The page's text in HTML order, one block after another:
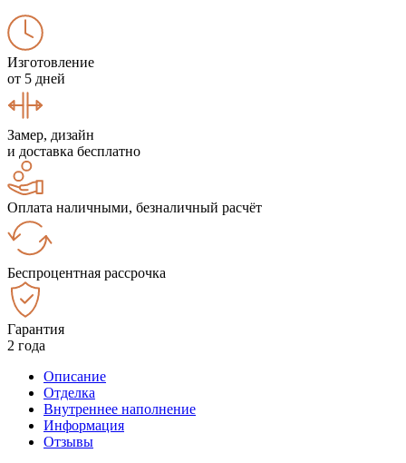
Изготовление
от 5 дней
Замер, дизайн
и доставка бесплатно
Оплата наличными, безналичный расчёт
Беспроцентная рассрочка
Гарантия
2 года
Описание
Отделка
Внутреннее наполнение
Информация
Отзывы